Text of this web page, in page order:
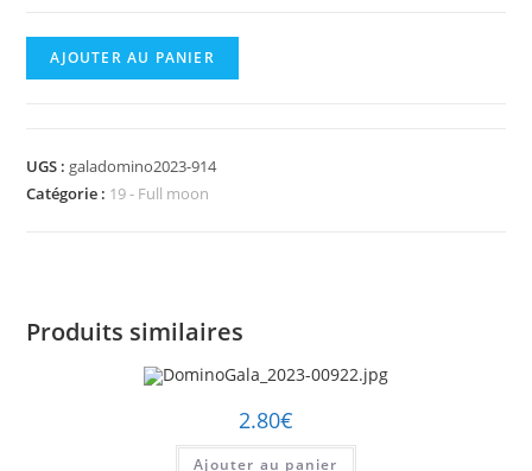
quantité
de
AJOUTER AU PANIER
UGS : galadomino2023-914
Catégorie : 19 - Full moon
Produits similaires
2.80€
Ajouter au panier